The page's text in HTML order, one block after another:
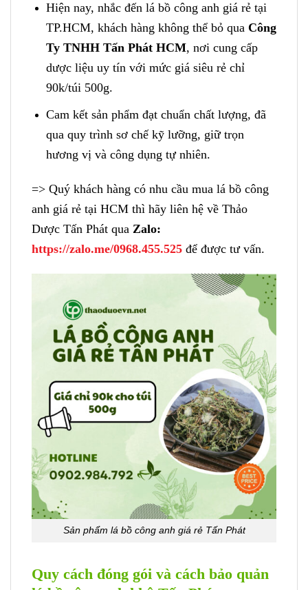
Hiện nay, nhắc đến lá bồ công anh giá rẻ tại
TP.HCM, khách hàng không thể bỏ qua Công
Ty TNHH Tấn Phát HCM, nơi cung cấp
dược liệu uy tín với mức giá siêu rẻ chỉ
90k/túi 500g.
Cam kết sản phẩm đạt chuẩn chất lượng, đã
qua quy trình sơ chế kỹ lưỡng, giữ trọn
hương vị và công dụng tự nhiên.
=> Quý khách hàng có nhu cầu mua lá bồ công
anh giá rẻ tại HCM thì hãy liên hệ về Thảo
Dược Tấn Phát qua Zalo:
https://zalo.me/0968.455.525 để được tư vấn.
Sản phẩm lá bồ công anh giá rẻ Tấn Phát
Quy cách đóng gói và cách bảo quản